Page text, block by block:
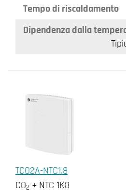
Tempo di riscaldamento
Dipendenza dalla
TCO2A-NTC1.8
CO2 + NTC 1K8